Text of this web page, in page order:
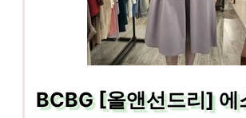
BCBG [올앤선드리] 에